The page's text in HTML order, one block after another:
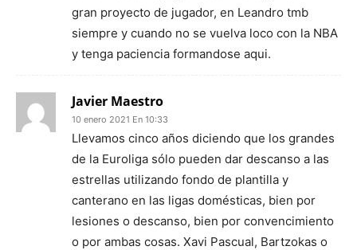
gran proyecto de jugador, en Leandro tmb
siempre y cuando no se vuelva loco con la NBA
y tenga paciencia formandose aqui.
Javier Maestro
10 enero 2021 En 10:33
Llevamos cinco años diciendo que los grandes
de la Euroliga sólo pueden dar descanso a las
estrellas utilizando fondo de plantilla y
canterano en las ligas domésticas, bien por
lesiones o descanso, bien por convencimiento
o por ambas cosas. Xavi Pascual, Bartzokas o